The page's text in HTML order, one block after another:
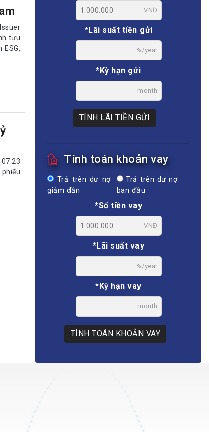
tựu
VNĐ
*Lãi suất tiền gửi
%/year
*Kỳ hạn gửi
month
TÍNH LÃI TIỀN GỬI
Tính toán khoản vay
Trả trên dư nợ
giảm dần
Trả trên dư nợ
ban đầu
*Số tiền vay
VNĐ
*Lãi suất vay
%/year
*Kỳ hạn vay
month
TÍNH TOÁN KHOẢN VAY